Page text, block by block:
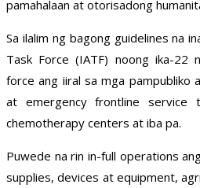
pamahalaan at otorisadong
Sa ilalim ng bagong guidelines na
Task Force (IATF) noong ika-22
force ang iiral sa mga pampubliko
at emergency frontline service
chemotherapy centers at iba pa.
Puwede na rin in-full operations
supplies, devices at equipment,